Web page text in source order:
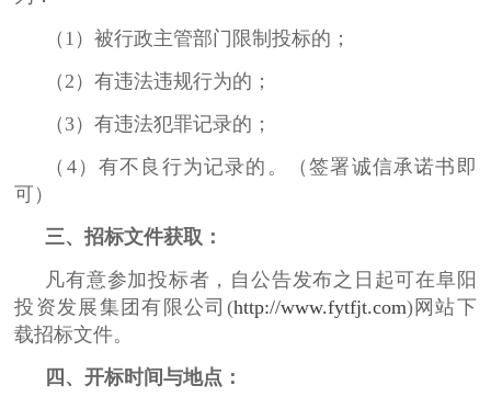
（1）被行政主管部门限制投标的；
（2）有违法违规行为的；
（3）有违法犯罪记录的；
（4）有不良行为记录的。（签署诚信承诺书即
可）
三、招标文件获取：
凡有意参加投标者，自公告发布之日起可在阜阳
投资发展集团有限公司(http://www.fytfjt.com)网站下
载招标文件。
四、开标时间与地点：